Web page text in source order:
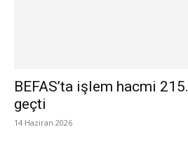
BEFAS’ta işlem hacmi
geçti
14 Haziran 2026